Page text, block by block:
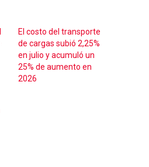
El costo del transporte
de cargas subió 2,25%
en julio y acumuló un
25% de aumento en
2026